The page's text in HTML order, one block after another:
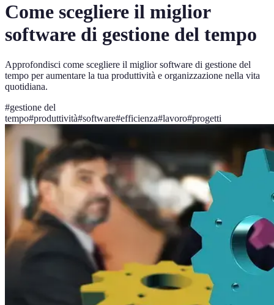
Come scegliere il miglior
software di gestione del tempo
Approfondisci come scegliere il miglior software di gestione del
tempo per aumentare la tua produttività e organizzazione nella vita
quotidiana.
#gestione del
tempo#produttività#software#efficienza#lavoro#progetti